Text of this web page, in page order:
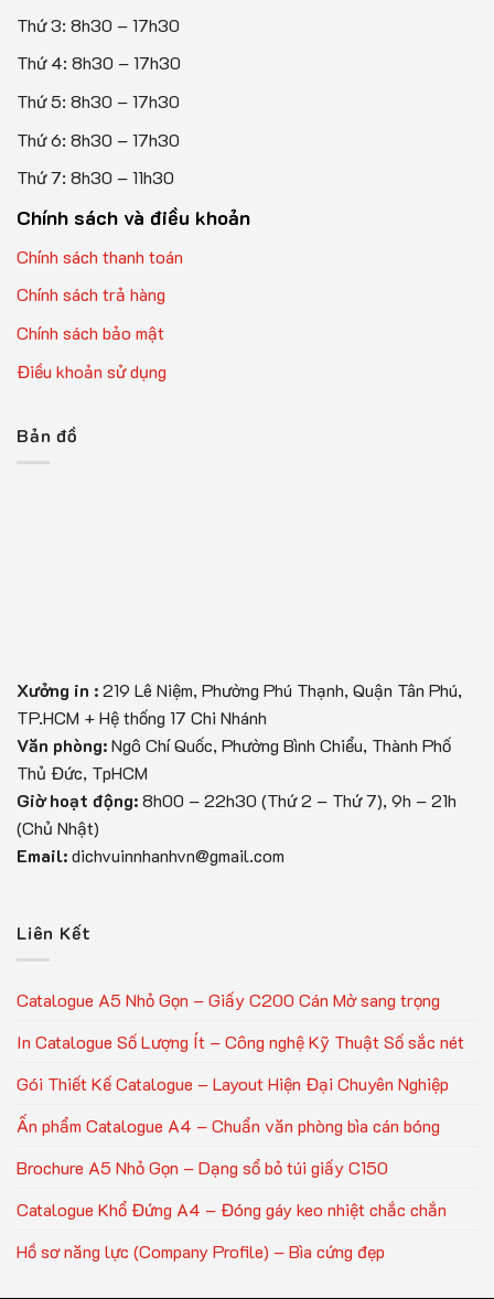
Thứ 3: 8h30 – 17h30
Thứ 4: 8h30 – 17h30
Thứ 5: 8h30 – 17h30
Thứ 6: 8h30 – 17h30
Thứ 7: 8h30 – 11h30
Chính sách và điều khoản
Chính sách thanh toán
Chính sách trả hàng
Chính sách bảo mật
Điều khoản sử dụng
Bản đồ
Xưởng in :219 Lê Niệm, Phường Phú Thạnh, Quận Tân Phú,
TP.HCM + Hệ thống 17 Chi Nhánh
Văn phòng:Ngô Chí Quốc, Phường Bình Chiểu, Thành Phố
Thủ Đức, TpHCM
Giờ hoạt động:8h00 – 22h30 (Thứ 2 – Thứ 7), 9h – 21h
(Chủ Nhật)
Email:dichvuinnhanhvn@gmail.com
Liên Kết
Catalogue A5 Nhỏ Gọn – Giấy C200 Cán Mờ sang trọng
In Catalogue Số Lượng Ít – Công nghệ Kỹ Thuật Số sắc nét
Gói Thiết Kế Catalogue – Layout Hiện Đại Chuyên Nghiệp
Ấn phẩm Catalogue A4 – Chuẩn văn phòng bìa cán bóng
Brochure A5 Nhỏ Gọn – Dạng sổ bỏ túi giấy C150
Catalogue Khổ Đứng A4 – Đóng gáy keo nhiệt chắc chắn
Hồ sơ năng lực (Company Profile) – Bìa cứng đẹp